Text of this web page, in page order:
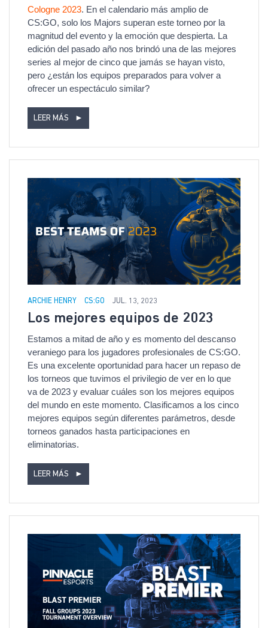
Cologne 2023. En el calendario más amplio de
CS:GO, solo los Majors superan este torneo por la
magnitud del evento y la emoción que despierta. La
edición del pasado año nos brindó una de las mejores
series al mejor de cinco que jamás se hayan visto,
pero ¿están los equipos preparados para volver a
ofrecer un espectáculo similar?
LEER MÁS ►
ARCHIE HENRY CS:GO JUL. 13, 2023
Los mejores equipos de 2023
Estamos a mitad de año y es momento del descanso
veraniego para los jugadores profesionales de CS:GO.
Es una excelente oportunidad para hacer un repaso de
los torneos que tuvimos el privilegio de ver en lo que
va de 2023 y evaluar cuáles son los mejores equipos
del mundo en este momento. Clasificamos a los cinco
mejores equipos según diferentes parámetros, desde
torneos ganados hasta participaciones en
eliminatorias.
LEER MÁS ►